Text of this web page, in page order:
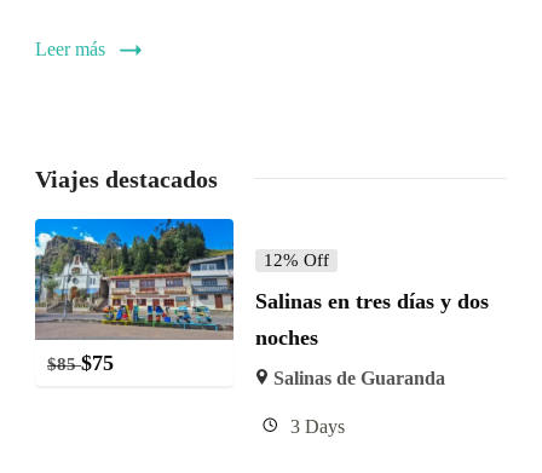
Leer más
Viajes destacados
$85 $75
12% Off
Salinas en tres días y dos
noches
Salinas de Guaranda
3 Days